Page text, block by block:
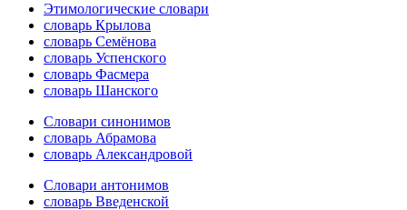
Этимологические словари
словарь Крылова
словарь Семёнова
словарь Успенского
словарь Фасмера
словарь Шанского
Словари синонимов
словарь Абрамова
словарь Александровой
Словари антонимов
словарь Введенской